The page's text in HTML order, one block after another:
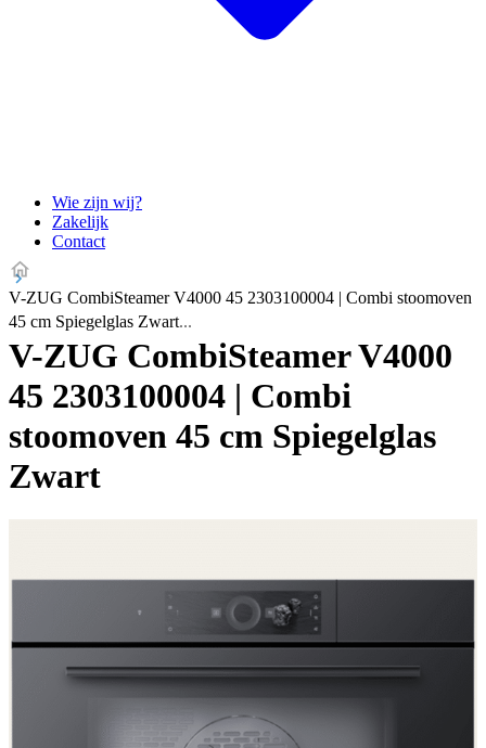
Wie zijn wij?
Zakelijk
Contact
V-ZUG CombiSteamer V4000 45 2303100004 | Combi stoomoven
45 cm Spiegelglas Zwart
V-ZUG CombiSteamer V4000
45 2303100004 | Combi
stoomoven 45 cm Spiegelglas
Zwart